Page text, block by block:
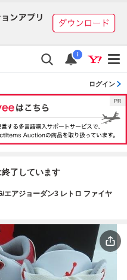
i
ログイン
了しています
エアジョーダン3 レトロ ファイヤ